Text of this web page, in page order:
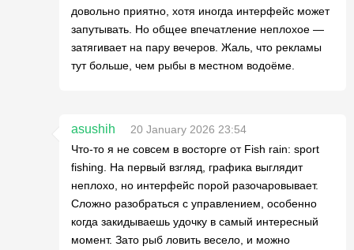
довольно приятно, хотя иногда интерфейс может
запутывать. Но общее впечатление неплохое —
затягивает на пару вечеров. Жаль, что рекламы
тут больше, чем рыбы в местном водоёме.
asushih
20 January 2026 23:54
Что-то я не совсем в восторге от Fish rain: sport
fishing. На первый взгляд, графика выглядит
неплохо, но интерфейс порой разочаровывает.
Сложно разобраться с управлением, особенно
когда закидываешь удочку в самый интересный
момент. Зато рыб ловить весело, и можно